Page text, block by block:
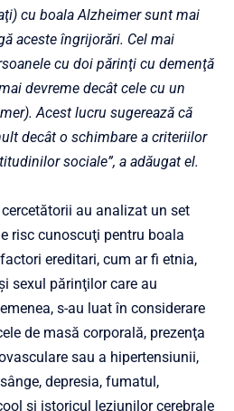
cu boala Alzheimer sunt mai
aceste îngrijorări. Cel mai
cu doi părinţi cu demenţă
devreme decât cele cu un
Acest lucru sugerează că
decât o schimbare a criteriilor
sociale”, a adăugat el.
au analizat un set
risc cunoscuţi pentru boala
ereditari, cum ar fi etnia,
sexul părinţilor care au
s-au luat în considerare
de masă corporală, prezenţa
sau a hipertensiunii,
depresia, fumatul,
şi istoricul leziunilor cerebrale